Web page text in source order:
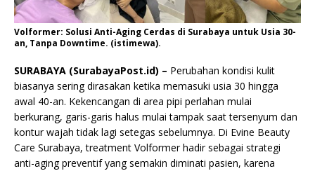
Volformer: Solusi Anti-Aging Cerdas di Surabaya untuk Usia 30-
an, Tanpa Downtime. (istimewa).
SURABAYA (SurabayaPost.id) – Perubahan kondisi kulit
biasanya sering dirasakan ketika memasuki usia 30 hingga
awal 40-an. Kekencangan di area pipi perlahan mulai
berkurang, garis-garis halus mulai tampak saat tersenyum dan
kontur wajah tidak lagi setegas sebelumnya. Di Evine Beauty
Care Surabaya, treatment Volformer hadir sebagai strategi
anti-aging preventif yang semakin diminati pasien, karena